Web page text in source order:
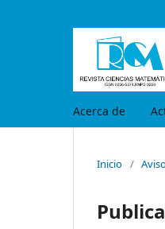
Acerca de
Inicio /